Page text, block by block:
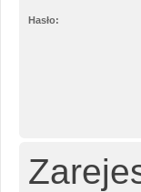
Hasło: